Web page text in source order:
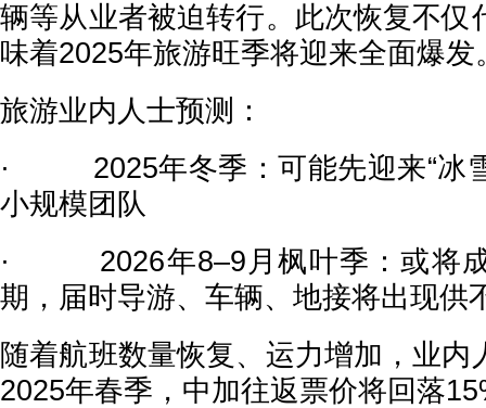
辆等从业者被迫转行。此次恢复不仅
味着2025年旅游旺季将迎来全面爆发
旅游业内人士预测：
· 2025年冬季：可能先迎来“冰雪
小规模团队
· 2026年8–9月枫叶季：或将成
期，届时导游、车辆、地接将出现供
随着航班数量恢复、运力增加，业内
2025年春季，中加往返票价将回落